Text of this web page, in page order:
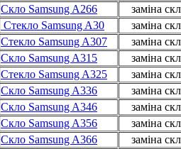
Скло Samsung A266
заміна
Стекло Samsung A30
заміна
Стекло Samsung A307
заміна
Скло Samsung A315
заміна
Стекло Samsung A325
заміна
Скло Samsung A336
заміна
Скло Samsung A346
заміна
Скло Samsung A356
заміна
Скло Samsung A366
заміна